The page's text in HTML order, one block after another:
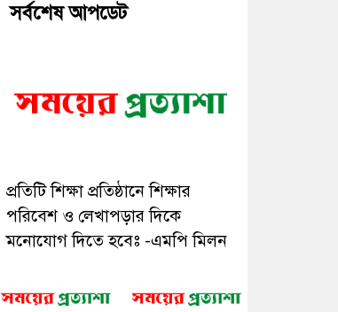
সর্বশেষ আপডেট
প্রতিটি শিক্ষা প্রতিষ্ঠানে শিক্ষার
পরিবেশ ও লেখাপড়ার দিকে
মনোযোগ দিতে হবেঃ -এমপি মিলন